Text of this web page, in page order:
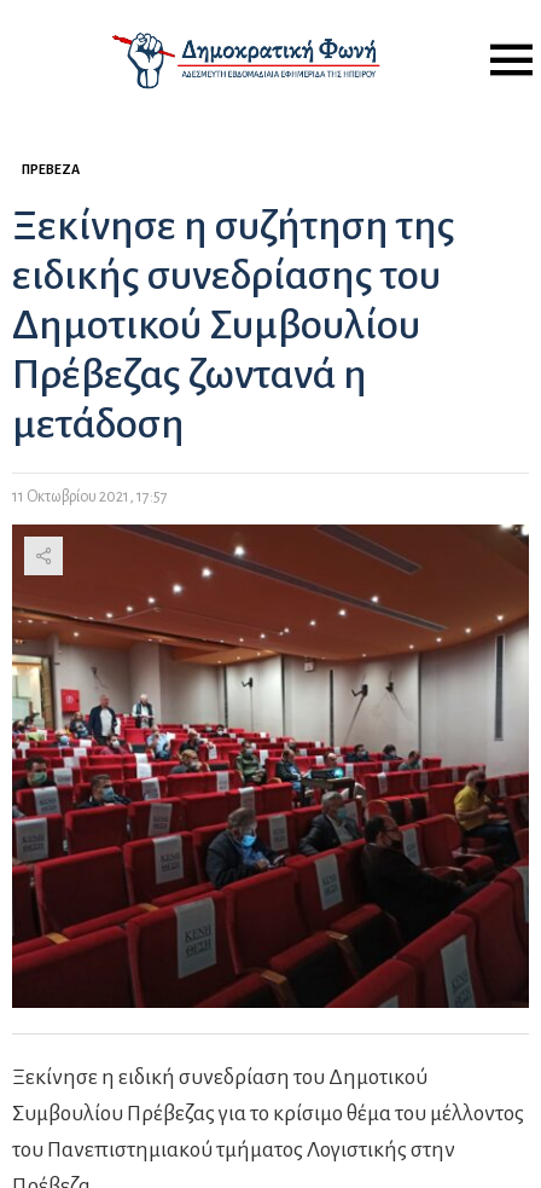
Menu
ΠΡΈΒΕΖΑ
Ξεκίνησε η συζήτηση της
ειδικής συνεδρίασης του
Δημοτικού Συμβουλίου
Πρέβεζας ζωντανά η
μετάδοση
11 Οκτωβρίου 2021, 17:57
Ξεκίνησε η ειδική συνεδρίαση του Δημοτικού
Συμβουλίου Πρέβεζας για το κρίσιμο θέμα του μέλλοντος
του Πανεπιστημιακού τμήματος Λογιστικής στην